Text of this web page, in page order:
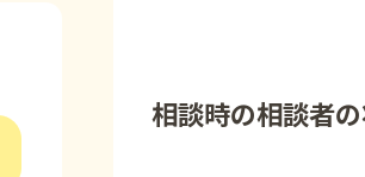
相談時の相談者